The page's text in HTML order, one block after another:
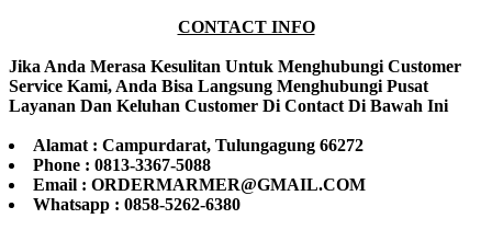
CONTACT INFO
Jika Anda Merasa Kesulitan Untuk Menghubungi Customer
Service Kami, Anda Bisa Langsung Menghubungi Pusat
Layanan Dan Keluhan Customer Di Contact Di Bawah Ini
Alamat : Campurdarat, Tulungagung 66272
Phone : 0813-3367-5088
Email : ORDERMARMER@GMAIL.COM
Whatsapp : 0858-5262-6380